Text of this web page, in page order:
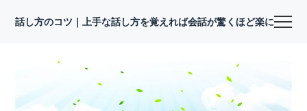
話し方のコツ｜上手な話し方を覚えれば会話が驚くほど楽になる